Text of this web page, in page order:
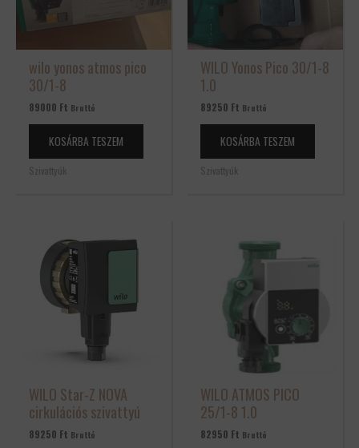
wilo yonos atmos pico
30/1-8
89000 Ft Bruttó
KOSÁRBA TESZEM
Szivattyúk
WILO Yonos Pico 30/1-8
1.0
89250 Ft Bruttó
KOSÁRBA TESZEM
Szivattyúk
WILO Star-Z NOVA
cirkulációs szivattyú
89250 Ft Bruttó
WILO ATMOS PICO
25/1-8 1.0
82950 Ft Bruttó